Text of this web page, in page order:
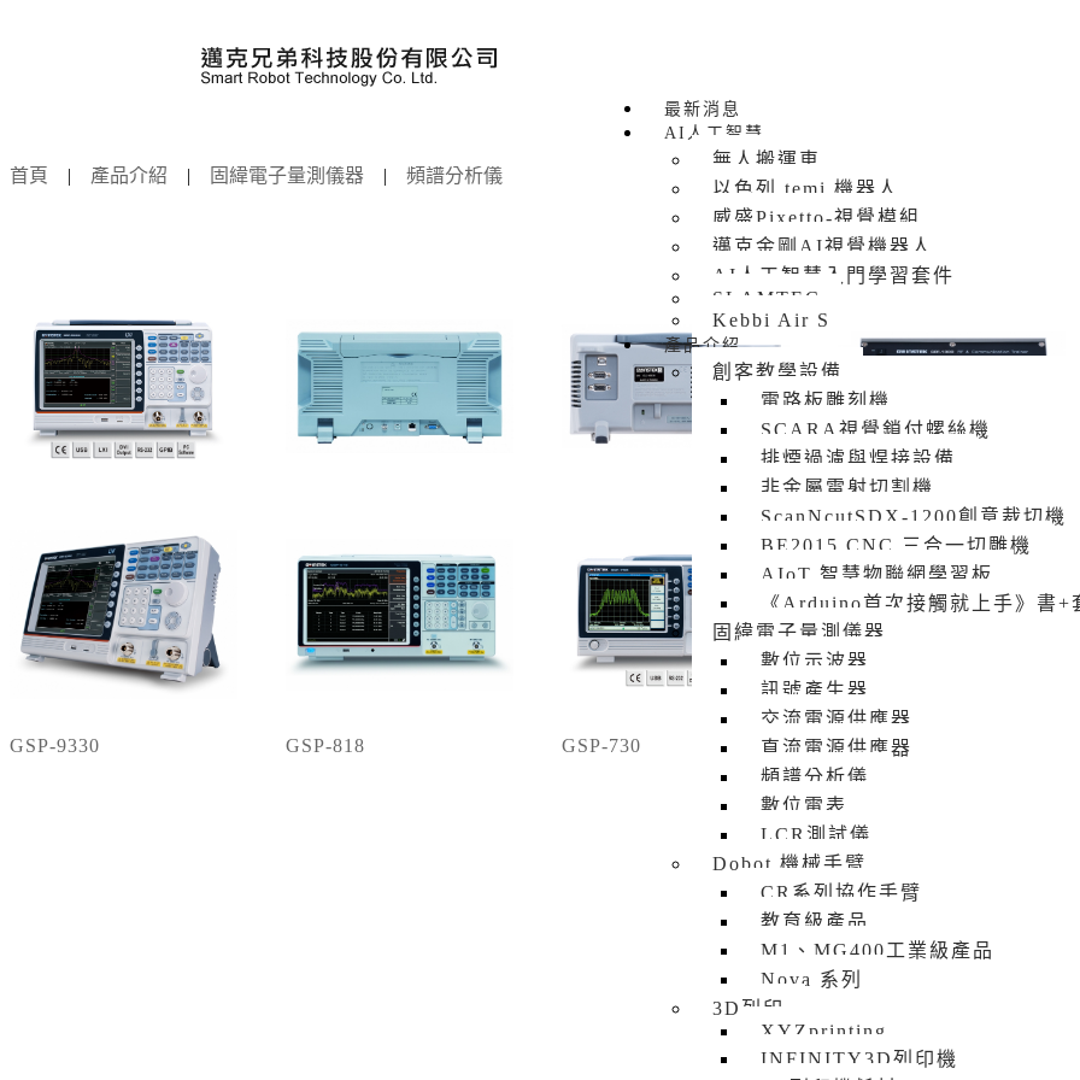
最新消息
AI人工智慧
無人搬運車
以色列 temi 機器人
威盛Pixetto-視覺模組
邁克金剛AI視覺機器人
AI人工智慧入門學習套件
SLAMTEC
Kebbi Air S
產品介紹
創客教學設備
電路板雕刻機
SCARA視覺鎖付螺絲機
排煙過濾與焊接設備
非金屬雷射切割機
ScanNcutSDX-1200創意裁切機
BE2015 CNC 三合一切雕機
AIoT 智慧物聯網學習板
《Arduino首次接觸就上手》書+
固緯電子量測儀器
數位示波器
訊號產生器
交流電源供應器
直流電源供應器
頻譜分析儀
數位電表
LCR測試儀
Dobot 機械手臂
CR系列協作手臂
教育級產品
M1、MG400工業級產品
Nova 系列
3D列印
XYZprinting
INFINITY3D列印機
首頁
| 產品介紹 | 固緯電子量測儀器 | 頻譜分析儀
GSP-9330 GSP-818 GSP-730 GRF-1300